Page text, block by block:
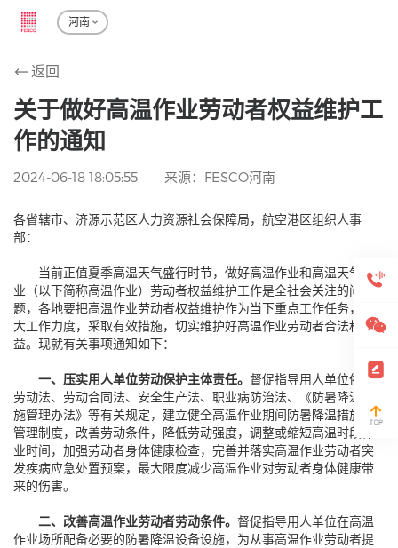
河南
返回
关于做好高温作业劳动者权益维护工
作的通知
2024-06-18 18:05:55 来源：FESCO河南
各省辖市、济源示范区人力资源社会保障局，航空港区组织人事
部：
当前正值夏季高温天气盛行时节，做好高温作业和高温天气作
业（以下简称高温作业）劳动者权益维护工作是全社会关注的问
题，各地要把高温作业劳动者权益维护作为当下重点工作任务，加
大工作力度，采取有效措施，切实维护好高温作业劳动者合法权
益。现就有关事项通知如下：
一、压实用人单位劳动保护主体责任。 督促指导用人单位依据
劳动法、劳动合同法、安全生产法、职业病防治法、《防暑降温措
施管理办法》等有关规定，建立健全高温作业期间防暑降温措施及
管理制度，改善劳动条件，降低劳动强度，调整或缩短高温时段作
业时间，加强劳动者身体健康检查，完善并落实高温作业劳动者突
发疾病应急处置预案，最大限度减少高温作业对劳动者身体健康带
来的伤害。
二、改善高温作业劳动者劳动条件。 督促指导用人单位在高温
作业场所配备必要的防暑降温设备设施，为从事高温作业劳动者提